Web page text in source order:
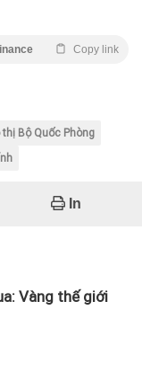
Copy link
Bộ Quốc Phòng
In
Vàng thế giới